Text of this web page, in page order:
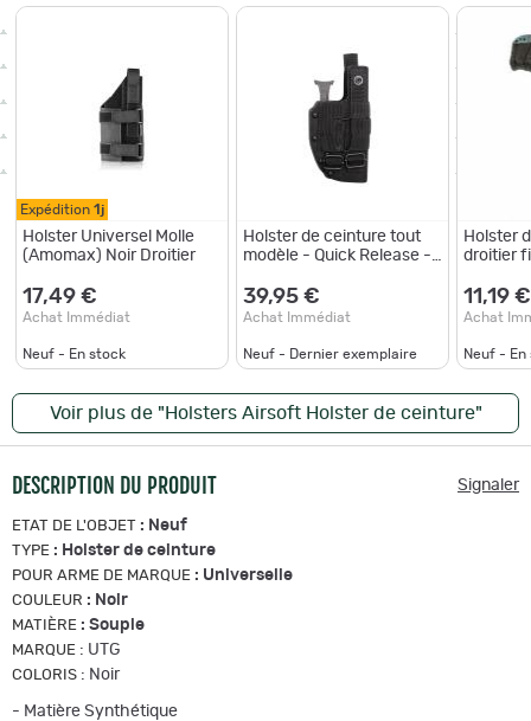
Expédition 1j
Holster Universel Molle
(Amomax) Noir Droitier
17,49 €
Achat Immédiat
Neuf - En stock
Holster de ceinture tout
modèle - Quick Release -
39,95 €
Achat Immédiat
Neuf - Dernier exemplaire
Holster
droitier
11,19 €
Achat
Neuf - En
Voir plus de "Holsters Airsoft Holster de ceinture"
DESCRIPTION DU PRODUIT Signaler
ETAT DE L'OBJET : Neuf
TYPE : Holster de ceinture
POUR ARME DE MARQUE : Universelle
COULEUR : Noir
MATIÈRE : Souple
MARQUE : UTG
COLORIS : Noir
- Matière Synthétique